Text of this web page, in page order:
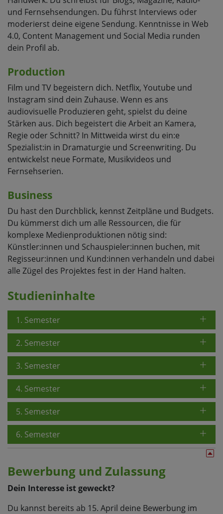
und Fernsehsendungen. Du führst Interviews oder
moderierst deine eigene Sendung. Kenntnisse in Web
4.0, Content Management und Social Media runden
dein Profil ab.
Production
Film und TV begeistern dich. Netflix, Youtube und
Instagram sind dein Zuhause. Wenn es ans
audiovisuelle Produzieren geht, spielst du deine
Stärken aus. Dich begeistert die Arbeit an Kamera,
Regie oder Schnitt? In Mittweida wirst du ein:e
Spezialist:in in Dramaturgie und Screenwriting. Du
entwickelst neue Formate, Musikvideos und
Fernsehserien.
Business
Du hast den Durchblick, kennst Zeitpläne und Budgets.
Du kümmerst dich um alle Ressourcen, die für
komplexe Medienproduktionen nötig sind:
Künstler:innen und Schauspieler:innen buchen, mit
Regisseur:innen und Kund:innen verhandeln und dabei
alle Zügel des Projektes fest in der Hand halten.
Studieninhalte
1. Semester
2. Semester
3. Semester
4. Semester
5. Semester
6. Semester
Bewerbung und Zulassung
Dein Interesse ist geweckt?
Du kannst bereits ab 15. April deine Bewerbung im